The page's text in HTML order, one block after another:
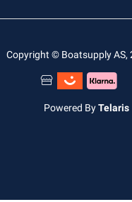
Copyright © Boatsupply AS,
Powered ByTelaris